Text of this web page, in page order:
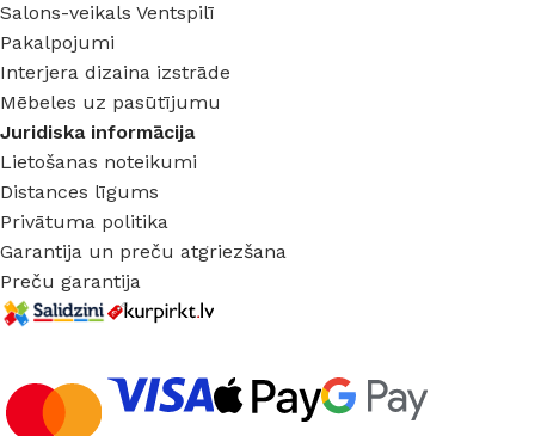
Salons-veikals Ventspilī
Pakalpojumi
Interjera dizaina izstrāde
Mēbeles uz pasūtījumu
Juridiska informācija
Lietošanas noteikumi
Distances līgums
Privātuma politika
Garantija un preču atgriezšana
Preču garantija